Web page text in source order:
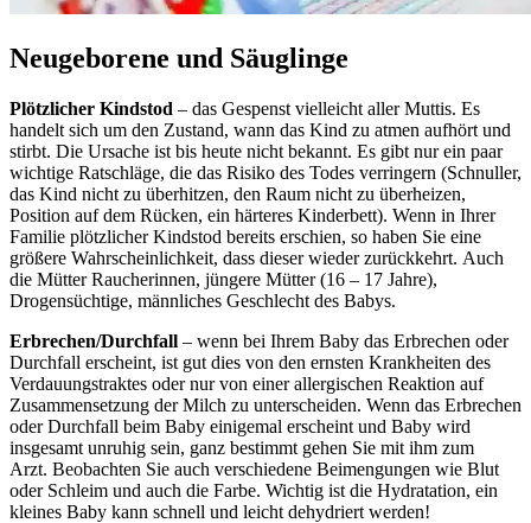
Neugeborene und Säuglinge
Plötzlicher Kindstod – das Gespenst vielleicht aller Muttis. Es
handelt sich um den Zustand, wann das Kind zu atmen aufhört und
stirbt. Die Ursache ist bis heute nicht bekannt. Es gibt nur ein paar
wichtige Ratschläge, die das Risiko des Todes verringern (Schnuller,
das Kind nicht zu überhitzen, den Raum nicht zu überheizen,
Position auf dem Rücken, ein härteres Kinderbett). Wenn in Ihrer
Familie plötzlicher Kindstod bereits erschien, so haben Sie eine
größere Wahrscheinlichkeit, dass dieser wieder zurückkehrt. Auch
die Mütter Raucherinnen, jüngere Mütter (16 – 17 Jahre),
Drogensüchtige, männliches Geschlecht des Babys.
Erbrechen/Durchfall – wenn bei Ihrem Baby das Erbrechen oder
Durchfall erscheint, ist gut dies von den ernsten Krankheiten des
Verdauungstraktes oder nur von einer allergischen Reaktion auf
Zusammensetzung der Milch zu unterscheiden. Wenn das Erbrechen
oder Durchfall beim Baby einigemal erscheint und Baby wird
insgesamt unruhig sein, ganz bestimmt gehen Sie mit ihm zum
Arzt. Beobachten Sie auch verschiedene Beimengungen wie Blut
oder Schleim und auch die Farbe. Wichtig ist die Hydratation, ein
kleines Baby kann schnell und leicht dehydriert werden!